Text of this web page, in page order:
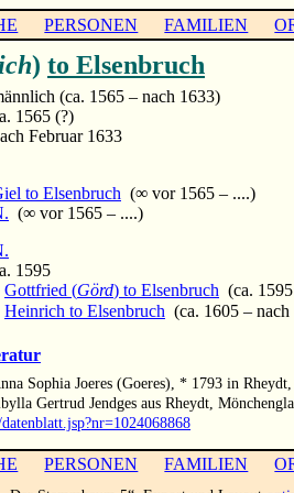
PERSONEN FAMILIEN
) to Elsenbruch
(ca. 1565 – nach 1633)
1565 (?)
Februar 1633
to Elsenbruch (∞ vor 1565 – ....)
(∞ vor 1565 – ....)
1595
Gottfried (Görd) to Elsenbruch (ca.
Heinrich to Elsenbruch (ca. 1605 –
Sophia Joeres (Goeres), * 1793 in
Gertrud Jendges aus Rheydt,
PERSONEN FAMILIEN